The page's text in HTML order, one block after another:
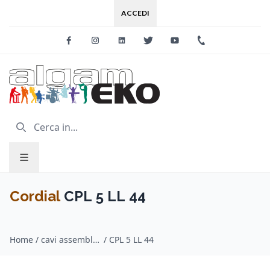
ACCEDI
FacebookInstagramLinkedinTwitter Youtube
CordialCPL 5 LL 44
Home / cavi assemblati speaker / Cordial / CPL 5 LL 44